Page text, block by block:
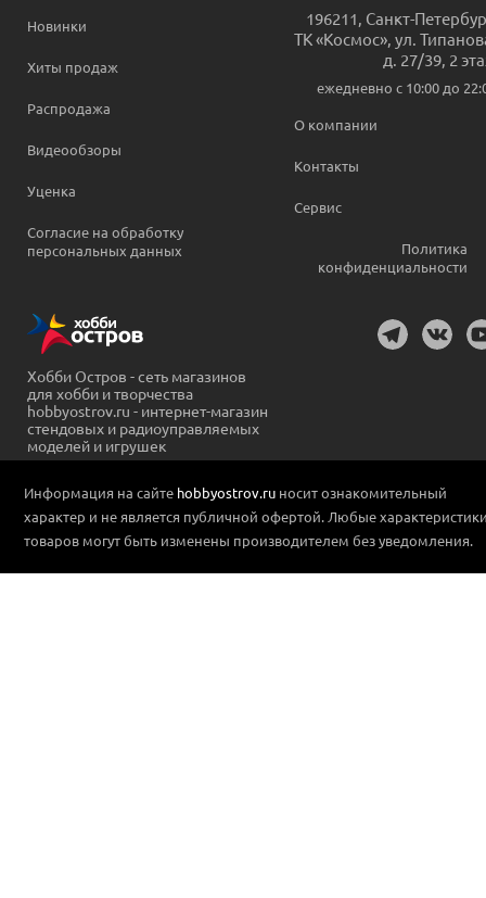
Новинки
Хиты продаж
Распродажа
Видеообзоры
Уценка
Согласие на обработку
персональных данных
196211 Санкт-
ТК «Космос», ул.
д. 27/39, 2
ежедневно c 10:00 до
О компании
Контакты
Сервис
Политика
конфиденциальности
Хобби Остров - сеть магазинов
для хобби и творчества
hobbyostrov.ru - интернет-магазин
стендовых и радиоуправляемых
моделей и игрушек
Информация на сайте hobbyostrov.ru носит ознакомительный
характер и не является публичной офертой. Любые
товаров могут быть изменены производителем без уведомления.